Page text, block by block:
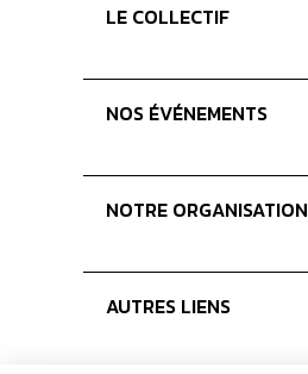
LE COLLECTIF
Présentation
Nos missions
NOS ÉVÉNEMENTS
Les concours
NOTRE ORGANISATION
AUTRES LIENS